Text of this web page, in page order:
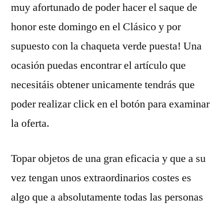
muy afortunado de poder hacer el saque de
honor este domingo en el Clásico y por
supuesto con la chaqueta verde puesta! Una
ocasión puedas encontrar el artículo que
necesitáis obtener unicamente tendrás que
poder realizar click en el botón para examinar
la oferta.
Topar objetos de una gran eficacia y que a su
vez tengan unos extraordinarios costes es
algo que a absolutamente todas las personas